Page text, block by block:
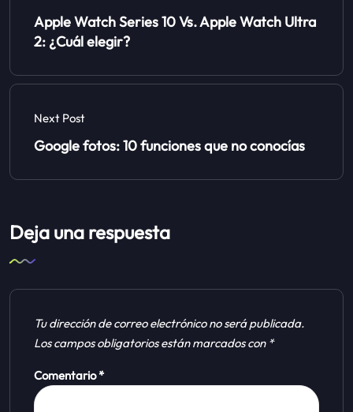
Apple Watch Series 10 Vs. Apple Watch Ultra
2: ¿Cuál elegir?
Next Post
Google fotos: 10 funciones que no conocías
Deja una respuesta
Tu dirección de correo electrónico no será publicada.
Los campos obligatorios están marcados con *
Comentario*